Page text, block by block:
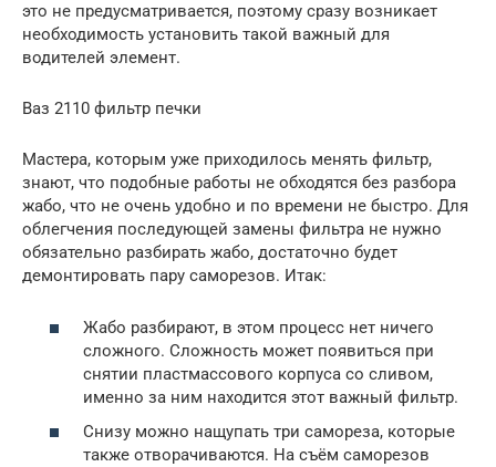
это не предусматривается, поэтому сразу возникает
необходимость установить такой важный для
водителей элемент.
Ваз 2110 фильтр печки
Мастера, которым уже приходилось менять фильтр,
знают, что подобные работы не обходятся без разбора
жабо, что не очень удобно и по времени не быстро. Для
облегчения последующей замены фильтра не нужно
обязательно разбирать жабо, достаточно будет
демонтировать пару саморезов. Итак:
Жабо разбирают, в этом процесс нет ничего
сложного. Сложность может появиться при
снятии пластмассового корпуса со сливом,
именно за ним находится этот важный фильтр.
Снизу можно нащупать три самореза, которые
также отворачиваются. На съём саморезов